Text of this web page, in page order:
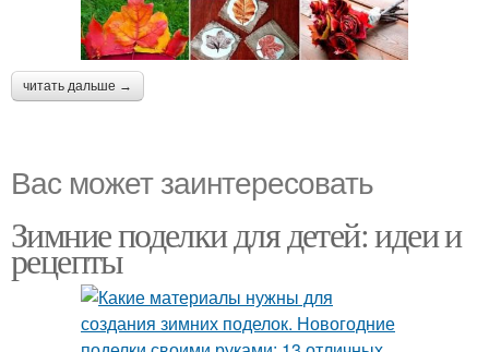
читать дальше →
Вас может заинтересовать
Зимние поделки для детей: идеи и
рецепты